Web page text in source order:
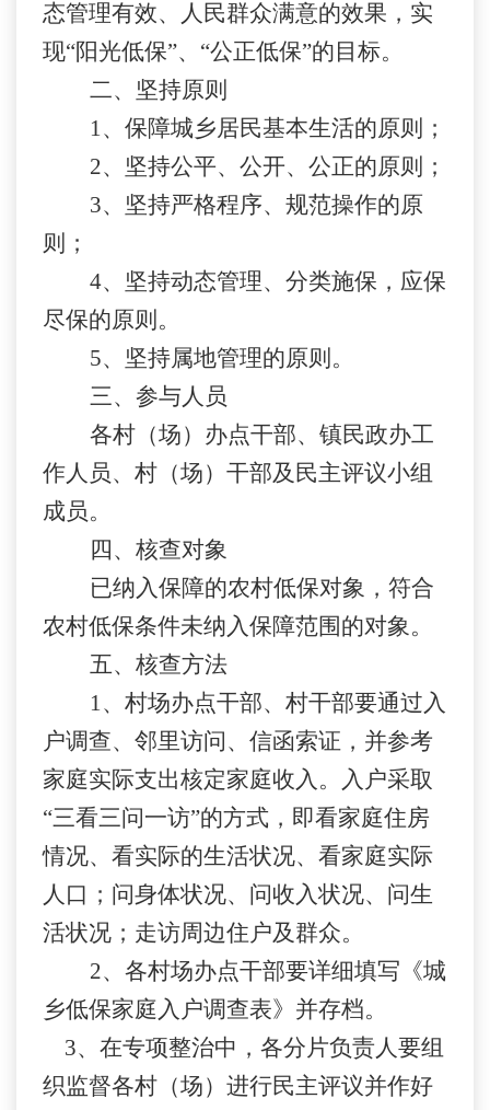
态管理有效、人民群众满意的效果，实
现“阳光低保”、“公正低保”的目标。
二、坚持原则
1、保障城乡居民基本生活的原则；
2、坚持公平、公开、公正的原则；
3、坚持严格程序、规范操作的原
则；
4、坚持动态管理、分类施保，应保
尽保的原则。
5、坚持属地管理的原则。
三、参与人员
各村（场）办点干部、镇民政办工
作人员、村（场）干部及民主评议小组
成员。
四、核查对象
已纳入保障的农村低保对象，符合
农村低保条件未纳入保障范围的对象。
五、核查方法
1、村场办点干部、村干部要通过入
户调查、邻里访问、信函索证，并参考
家庭实际支出核定家庭收入。入户采取
“三看三问一访”的方式，即看家庭住房
情况、看实际的生活状况、看家庭实际
人口；问身体状况、问收入状况、问生
活状况；走访周边住户及群众。
2、各村场办点干部要详细填写《城
乡低保家庭入户调查表》并存档。
3、在专项整治中，各分片负责人要组
织监督各村（场）进行民主评议并作好